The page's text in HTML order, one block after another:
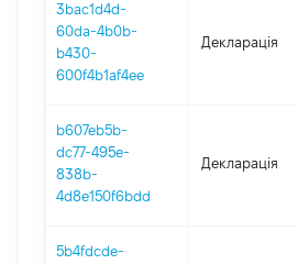
3bac1d4d-
60da-4b0b-
b430-
600f4b1af4ee
Декларація
b607eb5b-
dc77-495e-
838b-
4d8e150f6bdd
Декларація
5b4fdcde-